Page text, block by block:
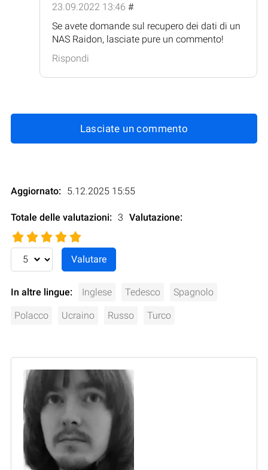
23.09.2022 13:46 #
Se avete domande sul recupero dei dati di un
NAS Raidon, lasciate pure un commento!
Rispondi
Lasciate un commento
Aggiornato: 5.12.2025 15:55
Totale delle valutazioni: 3 Valutazione:
In altre lingue: Inglese Tedesco Spagnolo
Polacco Ucraino Russo Turco